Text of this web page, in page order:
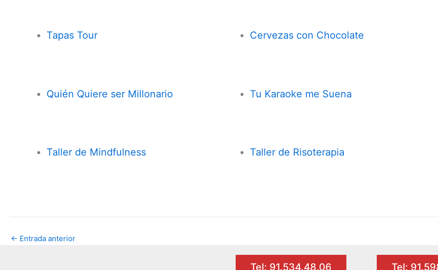
Tapas Tour Cervezas con Chocolate
Quién Quiere ser Millonario Tu Karaoke me Suena
Taller de Mindfulness Taller de Risoterapia
← Entrada anterior
Tel: 91.534.48.06 Tel: